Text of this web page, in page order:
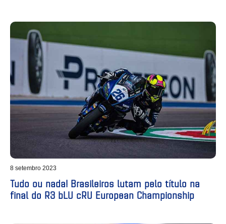
8 setembro 2023
Tudo ou nada! Brasileiros lutam pelo título na
final do R3 bLU cRU European Championship